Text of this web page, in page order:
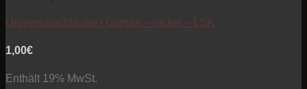
Universalschraube / Gurtpin – nickel – LSK
1,00€
Enthält 19% MwSt.